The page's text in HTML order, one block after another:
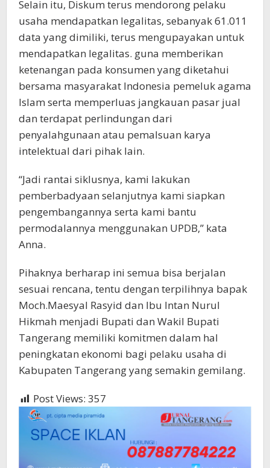
Selain itu, Diskum terus mendorong pelaku
usaha mendapatkan legalitas, sebanyak 61.011
data yang dimiliki, terus mengupayakan untuk
mendapatkan legalitas. guna memberikan
ketenangan pada konsumen yang diketahui
bersama masyarakat Indonesia pemeluk agama
Islam serta memperluas jangkauan pasar jual
dan terdapat perlindungan dari
penyalahgunaan atau pemalsuan karya
intelektual dari pihak lain.
“Jadi rantai siklusnya, kami lakukan
pemberbadyaan selanjutnya kami siapkan
pengembangannya serta kami bantu
permodalannya menggunakan UPDB,” kata
Anna.
Pihaknya berharap ini semua bisa berjalan
sesuai rencana, tentu dengan terpilihnya bapak
Moch.Maesyal Rasyid dan Ibu Intan Nurul
Hikmah menjadi Bupati dan Wakil Bupati
Tangerang memiliki komitmen dalam hal
peningkatan ekonomi bagi pelaku usaha di
Kabupaten Tangerang yang semakin gemilang.
Post Views: 357